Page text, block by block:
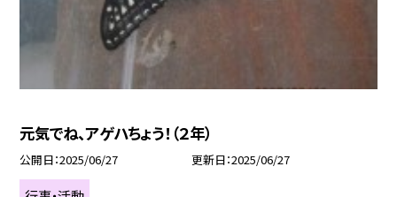
元気でね、アゲハちょう！（２年）
公開日 2025/06/27 更新日 2025/06/27